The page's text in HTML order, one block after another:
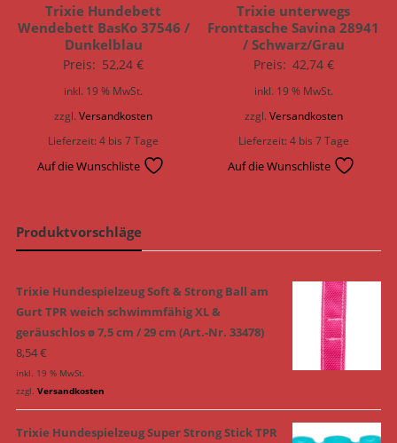
Trixie Hundebett
Wendebett BasKo 37546 /
Dunkelblau
Preis: 52,24€
inkl. 19 % MwSt.
zzgl.Versandkosten
Lieferzeit:4 bis 7 Tage
Auf die Wunschliste
Trixie unterwegs
Fronttasche Savina 28941
/ Schwarz/Grau
Preis: 42,74 €
inkl. 19 % MwSt.
zzgl. Versandkosten
Lieferzeit:4 bis 7 Tage
Auf die Wunschliste
Produktvorschläge
Trixie Hundespielzeug Soft & Strong Ball am
Gurt TPR weich schwimmfähig XL &
geräuschlos ø 7,5 cm / 29 cm (Art.-Nr. 33478)
8,54€
inkl. 19 % MwSt.
zzgl. Versandkosten
Trixie Hundespielzeug Super Strong Stick TPR